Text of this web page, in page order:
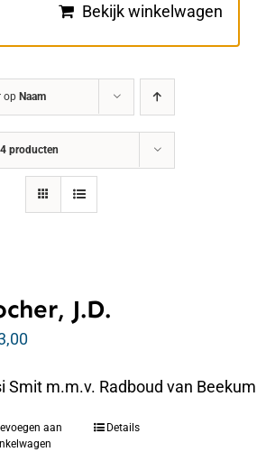
Bekijk winkelwagen
op Naam
producten
J.D.
Smit m.m.v. Radboud van Beekum
aan
Details